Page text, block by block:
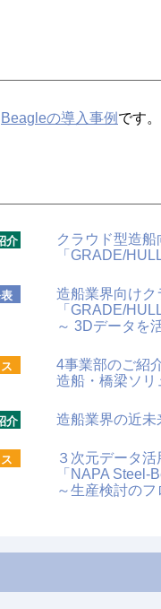
Beagleの導入事例 です。
クラウド型造
「GRADE/
造船業界向けク
「GRADE/
～ 3Dデータを
4事業部のご紹
造船・橋梁ソリ
造船業界の近未
３次元データ
「NAPA
～生産検討の
造船業務のフ